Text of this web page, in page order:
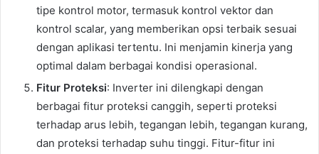
tipe kontrol motor, termasuk kontrol vektor dan
kontrol scalar, yang memberikan opsi terbaik sesuai
dengan aplikasi tertentu. Ini menjamin kinerja yang
optimal dalam berbagai kondisi operasional.
Fitur Proteksi: Inverter ini dilengkapi dengan
berbagai fitur proteksi canggih, seperti proteksi
terhadap arus lebih, tegangan lebih, tegangan kurang,
dan proteksi terhadap suhu tinggi. Fitur-fitur ini